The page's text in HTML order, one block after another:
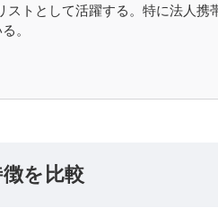
トとして活躍する。特に法人携
。
を比較